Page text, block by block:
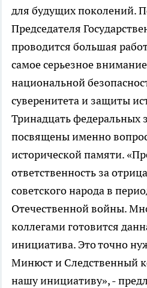
для будущих поколений.
Председателя
проводится большая
самое серьезное
национальной
суверенитета и защиты
Тринадцать федеральных
посвящены именно
исторической памяти.
ответственность за
советского народа в
Отечественной войны.
коллегами готовится
инициатива. Это точно
Минюст и Следственный
нашу инициативу», -